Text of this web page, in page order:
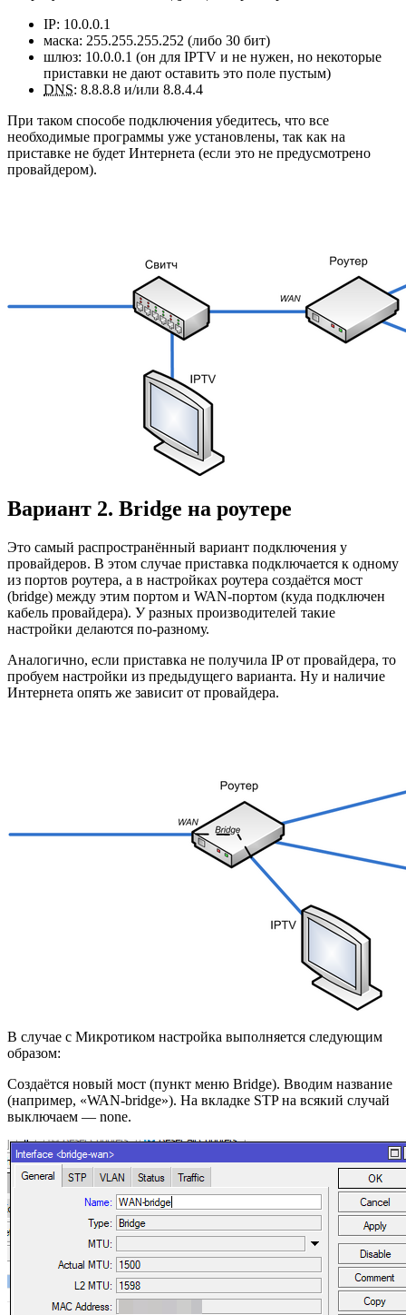
IP: 10.0.0.1
маска: 255.255.255.252 (либо 30 бит)
шлюз: 10.0.0.1 (он для IPTV и не нужен, но некоторые
приставки не дают оставить это поле пустым)
DNS: 8.8.8.8 и/или 8.8.4.4
При таком способе подключения убедитесь, что все
необходимые программы уже установлены, так как на
приставке не будет Интернета (если это не предусмотрено
провайдером).
Вариант 2. Bridge на роутере
Это самый распространённый вариант подключения у
провайдеров. В этом случае приставка подключается к одному
из портов роутера, а в настройках роутера создаётся мост
(bridge) между этим портом и WAN-портом (куда подключен
кабель провайдера). У разных производителей такие
настройки делаются по-разному.
Аналогично, если приставка не получила IP от провайдера, то
пробуем настройки из предыдущего варианта. Ну и наличие
Интернета опять же зависит от провайдера.
В случае с Микротиком настройка выполняется следующим
образом:
Создаётся новый мост (пункт меню Bridge). Вводим название
(например, «WAN-bridge»). На вкладке STP на всякий случай
выключаем — none.